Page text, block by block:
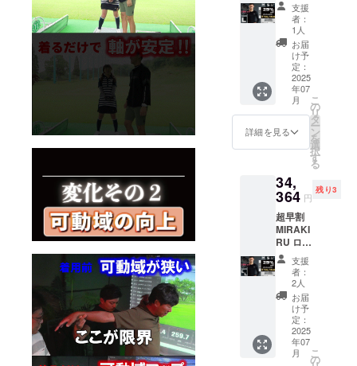
は、
CAMPF
IREメッ
セージ
にて実
行者に
直接お
問合せ
くださ
が遅れ
る場合
があり
ます。
※適格請
求書発
行事業
者登録
番号:あ
請求書
発行事
の記載
のある
インボ
イスが
必要な
場合
は、
CAMPF
IREメッ
セージ
にて実
行者に
直接お
問合せ
売価格
が販売
予定価
格より
下がる
可能性
もござ
いま
す。 ※
状況、
使用部
況、製
造工程
上の都
合等に
より出
荷時期
が遅れ
る場合
があり
ます。
※適格請
求書発
行事業
者登録
番号:あ
くださ
い。 ※
デザイ
ン 仕様
は変更
になる
可能性
もござ
いま
す。ご
了承く
ご支援
により
量産効
率が向
上した
場合、
正規販
売価格
が販売
予定価
格より
下がる
可能性
もござ
いま
ズ展
開：S,
M, L, LL
以下、
必読事
項 ※
ページ
下部に
ある、
【サイ
ズ
ある質
問】
【注意
事項】
は必ず
お読み
くださ
い。 ※
デザイ
ン 仕様
は変更
になる
可能性
もござ
いま
リーブ
２枚
セット
25％off
サイ
ズ：L
ラー：
ブラッ
ク ■一
般販売
価格 ：
円
■CAMP
FIRE価
格：
34,364
円 サイ
ズ展
開：S,
M, L, LL
以下、
必読事
項 ※
ページ
下部に
ある、
支援
者：
1人
お届
け予
定：
2025
年07
月
詳細を見る
こ
の
リ
タ
ー
ン
を
選
択
す
る
34,
364 円
残り3
超早割
MIRAKI
RU ロン
グス
リーブ
２枚
セット
25％off
サイ
ズ：LL
ラー：
支援
者：
2人
お届
け予
定：
2025
年07
月
こ
の